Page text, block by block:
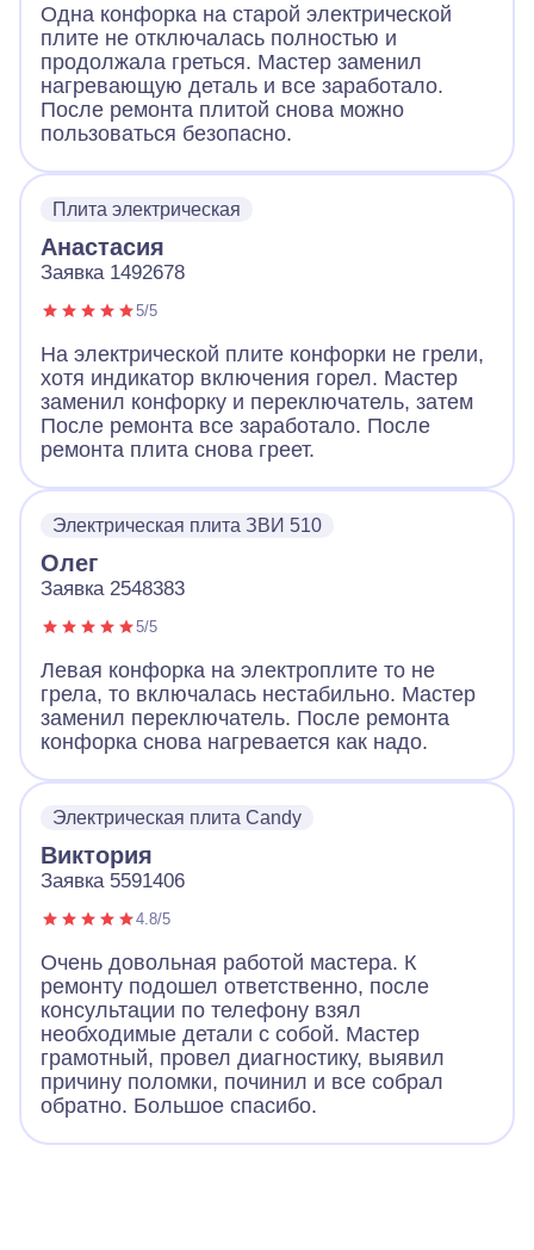
Одна конфорка на старой электрической
плите не отключалась полностью и
продолжала греться. Мастер заменил
нагревающую деталь и все заработало.
После ремонта плитой снова можно
пользоваться безопасно.
Плита электрическая
Анастасия
Заявка 1492678
5/5
На электрической плите конфорки не грели,
хотя индикатор включения горел. Мастер
заменил конфорку и переключатель, затем
После ремонта все заработало. После
ремонта плита снова греет.
Электрическая плита ЗВИ 510
Олег
Заявка 2548383
5/5
Левая конфорка на электроплите то не
грела, то включалась нестабильно. Мастер
заменил переключатель. После ремонта
конфорка снова нагревается как надо.
Электрическая плита Candy
Виктория
Заявка 5591406
4.8/5
Очень довольная работой мастера. К
ремонту подошел ответственно, после
консультации по телефону взял
необходимые детали с собой. Мастер
грамотный, провел диагностику, выявил
причину поломки, починил и все собрал
обратно. Большое спасибо.